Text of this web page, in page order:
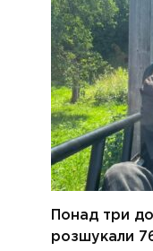
Понад три
розшукали